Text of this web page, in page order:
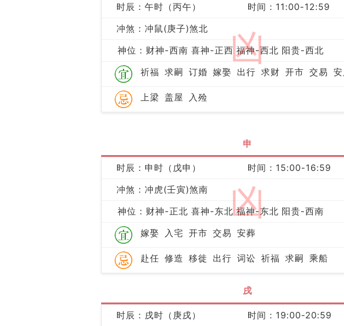
凶
时辰：午时（丙午）
时间：11:00-12:59
冲煞：冲鼠(庚子)煞北
神位：财神-西南 喜神-正西 福神-西北 阳贵-西北
祈福 求嗣 订婚 嫁娶 出行 求财 开市 交易
上梁 盖屋 入殓
申
凶
时辰：申时（戊申）
时间：15:00-16:59
冲煞：冲虎(壬寅)煞南
神位：财神-正北 喜神-东北 福神-东北 阳贵-西南
嫁娶
入宅 开市 交易 安葬
赴任 修造 移徙 出行 词讼 祈福 求嗣 乘船
戌
时辰：戌时（庚戌） 时间：19:00-20:59